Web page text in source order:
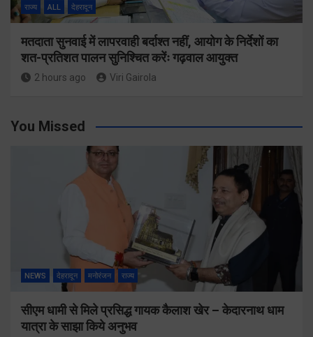
राज्य ALL देहरादून
मतदाता सुनवाई में लापरवाही बर्दाश्त नहीं, आयोग के निर्देशों का
शत-प्रतिशत पालन सुनिश्चित करेंः गढ़वाल आयुक्त
2 hours ago Viri Gairola
You Missed
NEWS देहरादून मनोरंजन राज्य
सीएम धामी से मिले प्रसिद्ध गायक कैलाश खेर – केदारनाथ धाम
यात्रा के साझा किये अनुभव